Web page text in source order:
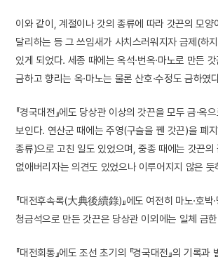
이와 같이, 계절이나 갓의 종류에 따라 갓끈의 모양
달리하는 등 그 쓰임새가 사치스러워지자 금제(하
있게 되었다. 세종 때에는 옥석·번옥·마노로 만든
금하고 향리는 옥·마노는 물론 산호·수정도 금하였
『경국대전』에도 당상관 이상의 갓끈을 모두 금·옥
보인다. 연산군 때에는 주영(구슬을 꿴 갓끈)을 폐
종류)으로 고친 일도 있었으며, 중종 때에는 갓끈의
없애버리자는 의견도 있었으나 이루어지지 않은 듯
『대전후속록(大典後續錄)』에도 여전히 마노·호박·
청금석으로 만든 갓끈은 당상관 이외에는 일체 금
『대전회통』에도 조선 초기의 『경국대전』의 기록과